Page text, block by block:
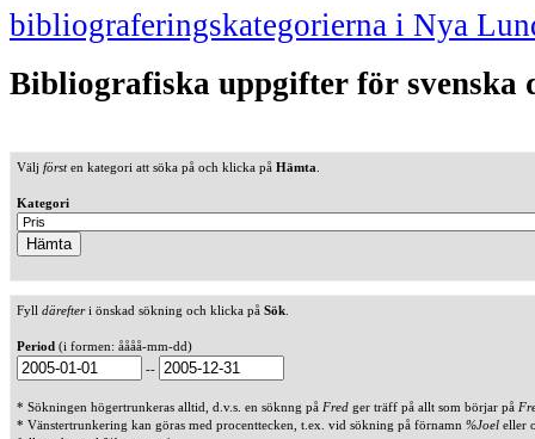
bibliograferingskategorierna i Nya
Bibliografiska uppgifter för svenska
Välj försten kategori att söka på och klicka på Hämta
Kategori
Fyll därefteri önskad sökning och klicka på Sök
Period (i formen: åååå-mm-dd)
--
* Sökningen högertrunkeras alltid, d.v.s. en söknng på Fred ger träff på allt som börjar på
* Vänstertrunkering kan göras med procenttecken, t.ex. vid sökning på förnamn %Joel eller